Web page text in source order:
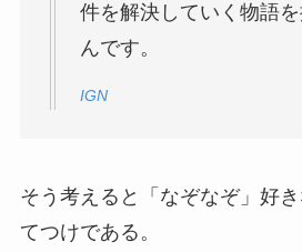
件を解決していく物語
んです。
IGN
そう考えると「なぞなぞ」好
てつけである。